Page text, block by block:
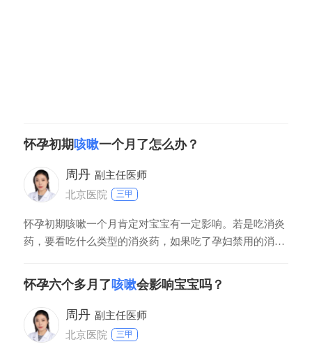
怀孕初期咳嗽一个月了怎么办？
周丹 副主任医师
北京医院
三甲
怀孕初期咳嗽一个月肯定对宝宝有一定影响。若是吃消炎
药，要看吃什么类型的消炎药，如果吃了孕妇禁用的消炎
嗽，怀孕后没吃药，咳嗽好了，这种情况对宝宝影响不
大。
怀孕六个多月了咳嗽会影响宝宝吗？
周丹 副主任医师
北京医院
三甲